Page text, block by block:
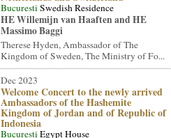
BucurestiSwedish Residence
HE Willemijn van Haaften and HE
Massimo Baggi
Therese Hyden, Ambassador of The
Kingdom of Sweden, The Ministry of Fo...
Dec 2023
Welcome Concert to the newly arrived
Ambassadors of the Hashemite
Kingdom of Jordan and of Republic of
Indonesia
BucurestiEgypt House